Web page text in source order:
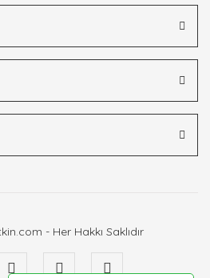
- Her Hakkı Saklıdır